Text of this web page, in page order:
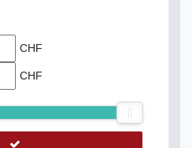
CHF
CHF